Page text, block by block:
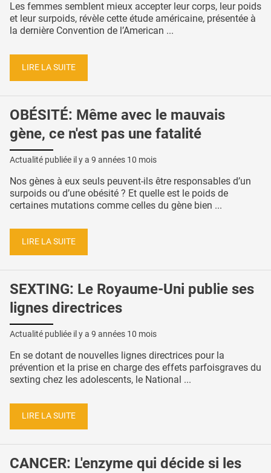
Les femmes semblent mieux accepter leur corps, leur poids
et leur surpoids, révèle cette étude américaine, présentée à
la dernière Convention de l’American ...
LIRE LA SUITE
OBÉSITÉ: Même avec le mauvais
gène, ce n'est pas une fatalité
Actualité publiée il y a 9 années 10 mois
Nos gènes à eux seuls peuvent-ils être responsables d’un
surpoids ou d’une obésité ? Et quelle est le poids de
certaines mutations comme celles du gène bien ...
LIRE LA SUITE
SEXTING: Le Royaume-Uni publie ses
lignes directrices
Actualité publiée il y a 9 années 10 mois
En se dotant de nouvelles lignes directrices pour la
prévention et la prise en charge des effets parfoisgraves du
sexting chez les adolescents, le National ...
LIRE LA SUITE
CANCER: L'enzyme qui décide si les